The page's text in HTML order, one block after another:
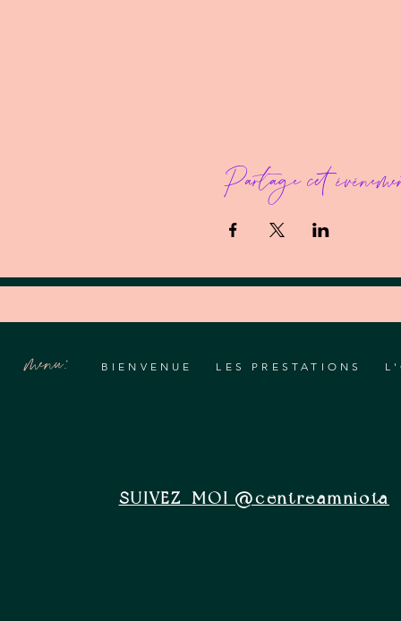
Partage cet
menu: BIENVENUE LES PRESTATIONS
SUIVEZ-MOI @centreamniota